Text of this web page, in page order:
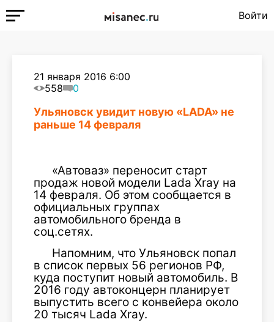
Войти
21 января 2016 6:00
558
0
Ульяновск увидит новую «LADA» не
раньше 14 февраля
«Автоваз» переносит старт
продаж новой модели Lada Xray на
14 февраля. Об этом сообщается в
официальных группах
автомобильного бренда в
соц.сетях.
Напомним, что Ульяновск попал
в список первых 56 регионов РФ,
куда поступит новый автомобиль. В
2016 году автоконцерн планирует
выпустить всего с конвейера около
20 тысяч Lada Xray.